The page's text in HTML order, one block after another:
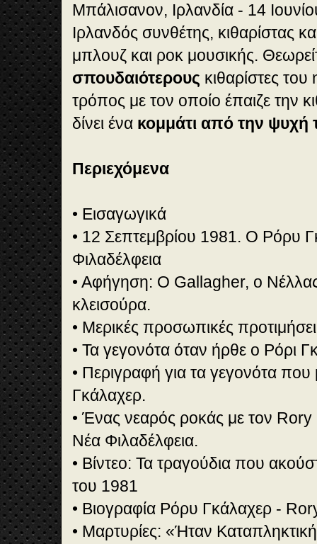
Μπάλισανον, Ιρλανδία - 14
Ιρλανδός συνθέτης, κιθαρίστας
μπλουζ και ροκ μουσικής.
σπουδαιότερους κιθαρίστες
τρόπος με τον οποίο έπαιζε την
δίνει ένα κομμάτι από την ψυχή
Περιεχόμενα
• Εισαγωγικά
• 12 Σεπτεμβρίου 1981. Ο Ρόρυ
Φιλαδέλφεια
• Αφήγηση: Ο Gallagher, ο
κλεισούρα.
• Μερικές προσωπικές
• Τα γεγονότα όταν ήρθε ο Ρόρι
• Περιγραφή για τα γεγονότα που
Γκάλαχερ.
• Ένας νεαρός ροκάς με τον
Νέα Φιλαδέλφεια.
• Βίντεο: Τα τραγούδια που
του 1981
• Βιογραφία Ρόρυ Γκάλαχερ -
• Μαρτυρίες: «Ήταν